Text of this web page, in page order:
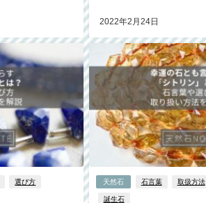
2022年2月24日
選び方 天然石 石言葉 取扱方法
誕生石